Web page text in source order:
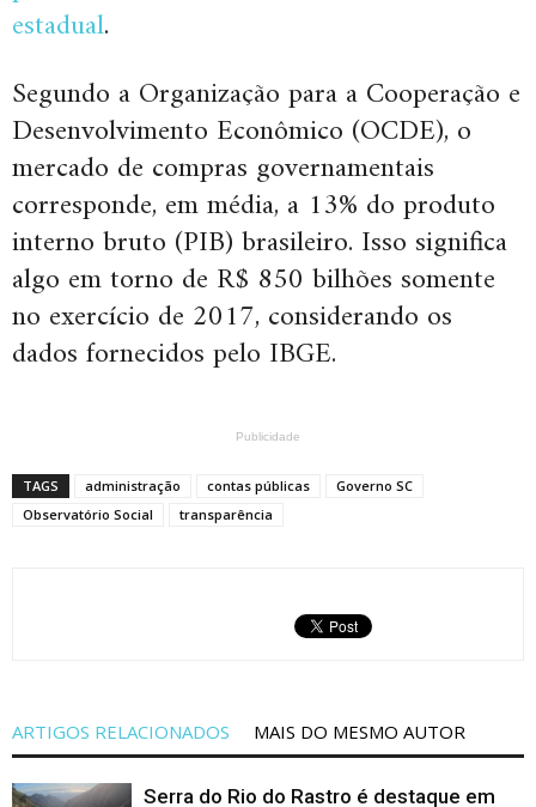
estadual.
Segundo a Organização para a Cooperação e
Desenvolvimento Econômico (OCDE), o
mercado de compras governamentais
corresponde, em média, a 13% do produto
interno bruto (PIB) brasileiro. Isso significa
algo em torno de R$ 850 bilhões somente
no exercício de 2017, considerando os
dados fornecidos pelo IBGE.
Publicidade
TAGS administração contas públicas
Governo SC
Observatório Social
transparência
ARTIGOS RELACIONADOS MAIS DO MESMO AUTOR
Serra do Rio do Rastro é destaque em